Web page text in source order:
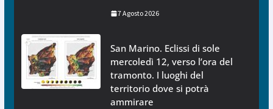
7 Agosto 2026
San Marino. Eclissi di sole
mercoledì 12, verso l’ora del
tramonto. I luoghi del
territorio dove si potrà
ammirare